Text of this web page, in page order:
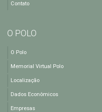
Contato
O POLO
O Polo
Memorial Virtual Polo
Localização
Dados Econômicos
Empresas